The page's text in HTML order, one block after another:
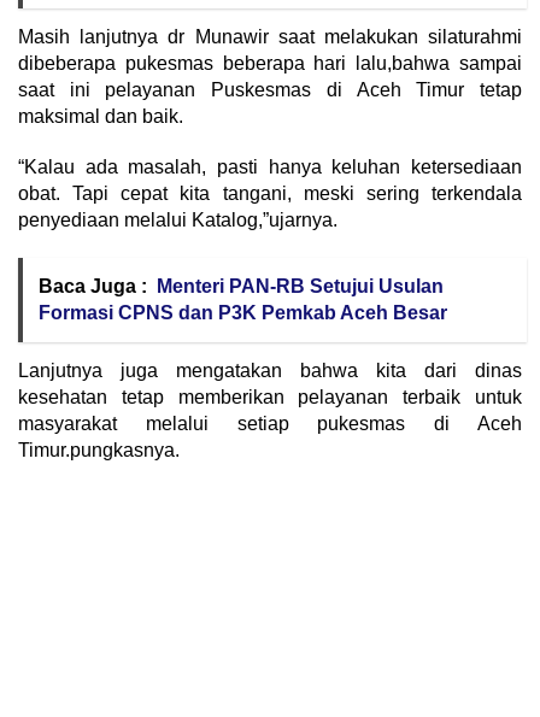
Masih lanjutnya dr Munawir saat melakukan silaturahmi
dibeberapa pukesmas beberapa hari lalu,bahwa sampai
saat ini pelayanan Puskesmas di Aceh Timur tetap
maksimal dan baik.
“Kalau ada masalah, pasti hanya keluhan ketersediaan
obat. Tapi cepat kita tangani, meski sering terkendala
penyediaan melalui Katalog,”ujarnya.
Baca Juga :
Menteri PAN-RB Setujui Usulan
Formasi CPNS dan P3K Pemkab Aceh Besar
Lanjutnya juga mengatakan bahwa kita dari dinas
kesehatan tetap memberikan pelayanan terbaik untuk
masyarakat melalui setiap pukesmas di Aceh
Timur.pungkasnya.